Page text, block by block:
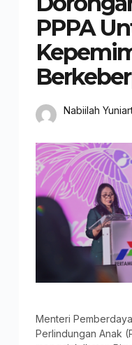
PPPA
Nabiilah
Menteri
Perlindungan Anak